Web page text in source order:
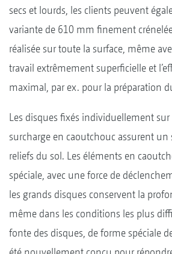
secs et lourds, les clients peuvent
variante de 610 mm finement
réalisée sur toute la surface, même
travail extrêmement superficielle et
maximal, par ex. pour la préparation
Les disques fixés individuellement
surcharge en caoutchouc assurent un
reliefs du sol. Les éléments en
spéciale, avec une force de
les grands disques conservent la
même dans les conditions les plus
fonte des disques, de forme spéciale